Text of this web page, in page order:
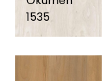
1535